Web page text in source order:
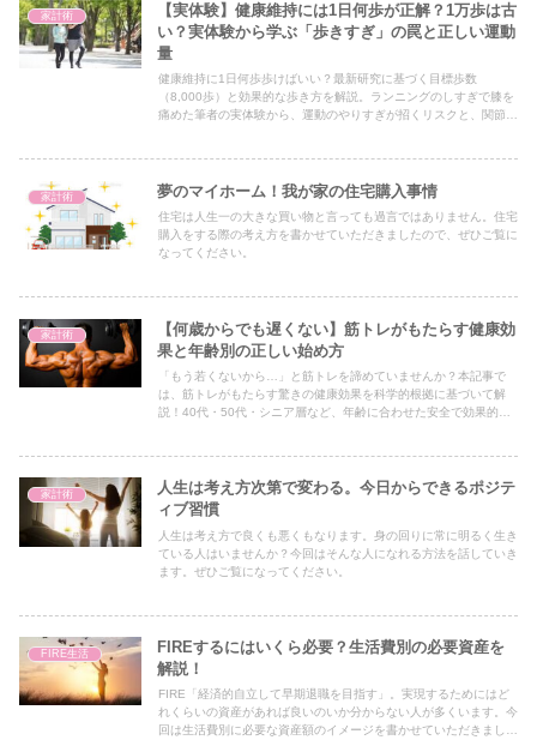
家計術
【実体験】健康維持には1日何歩が正解？1万歩は古
い？実体験から学ぶ「歩きすぎ」の罠と正しい運動
量
健康維持に1日何歩歩けばいい？最新研究に基づく目標歩数
（8,000歩）と効果的な歩き方を解説。ランニングのしすぎで膝を
痛めた筆者の実体験から、運動のやりすぎが招くリスクと、関節を
家計術 夢のマイホーム！我が家の住宅購入事情
住宅は人生一の大きな買い物と言っても過言ではありません。住宅
購入をする際の考え方を書かせていただきましたので、ぜひご覧に
なってください。
家計術
【何歳からでも遅くない】筋トレがもたらす健康効
果と年齢別の正しい始め方
「もう若くないから…」と筋トレを諦めていませんか？本記事で
は、筋トレがもたらす驚きの健康効果を科学的根拠に基づいて解
説！40代・50代・シニア層など、年齢に合わせた安全で効果的な
家計術
人生は考え方次第で変わる。今日からできるポジテ
ィブ習慣
人生は考え方で良くも悪くもなります。身の回りに常に明るく生き
ている人はいませんか？今回はそんな人になれる方法を話していき
ます。ぜひご覧になってください。
FIRE生活
FIREするにはいくら必要？生活費別の必要資産を
解説！
FIRE「経済的自立して早期退職を目指す」。実現するためにはど
れくらいの資産があれば良いのいか分からない人が多くいます。今
回は生活費別に必要な資産額のイメージを書かせていただきまし